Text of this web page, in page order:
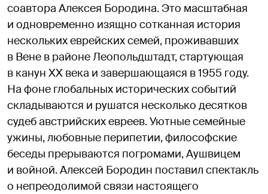
соавтора Алексея Бородина. Это масштабная
и одновременно изящно сотканная история
нескольких еврейских семей, проживавших
в Вене в районе Леопольдштадт, стартующая
в канун XX века и завершающаяся в 1955 году.
На фоне глобальных исторических событий
складываются и рушатся несколько десятков
судеб австрийских евреев. Уютные семейные
ужины, любовные перипетии, философские
беседы прерываются погромами, Аушвицем
и войной. Алексей Бородин поставил спектакль
о непреодолимой связи настоящего